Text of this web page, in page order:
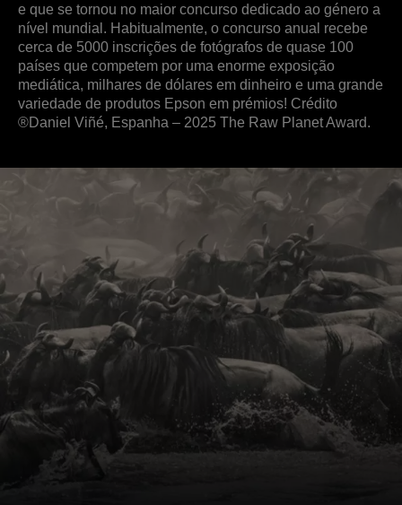
e que se tornou no maior concurso dedicado ao género a
nível mundial. Habitualmente, o concurso anual recebe
cerca de 5000 inscrições de fotógrafos de quase 100
países que competem por uma enorme exposição
mediática, milhares de dólares em dinheiro e uma grande
variedade de produtos Epson em prémios! Crédito
®Daniel Viñé, Espanha – 2025 The Raw Planet Award.